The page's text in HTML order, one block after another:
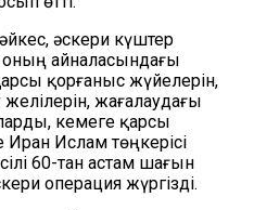
әскери күштер
айналасындағы
қорғаныс жүйелерін,
жағалаудағы
кемеге қарсы
Ислам төңкерісі
60-тан астам шағын
операция жүргізді.